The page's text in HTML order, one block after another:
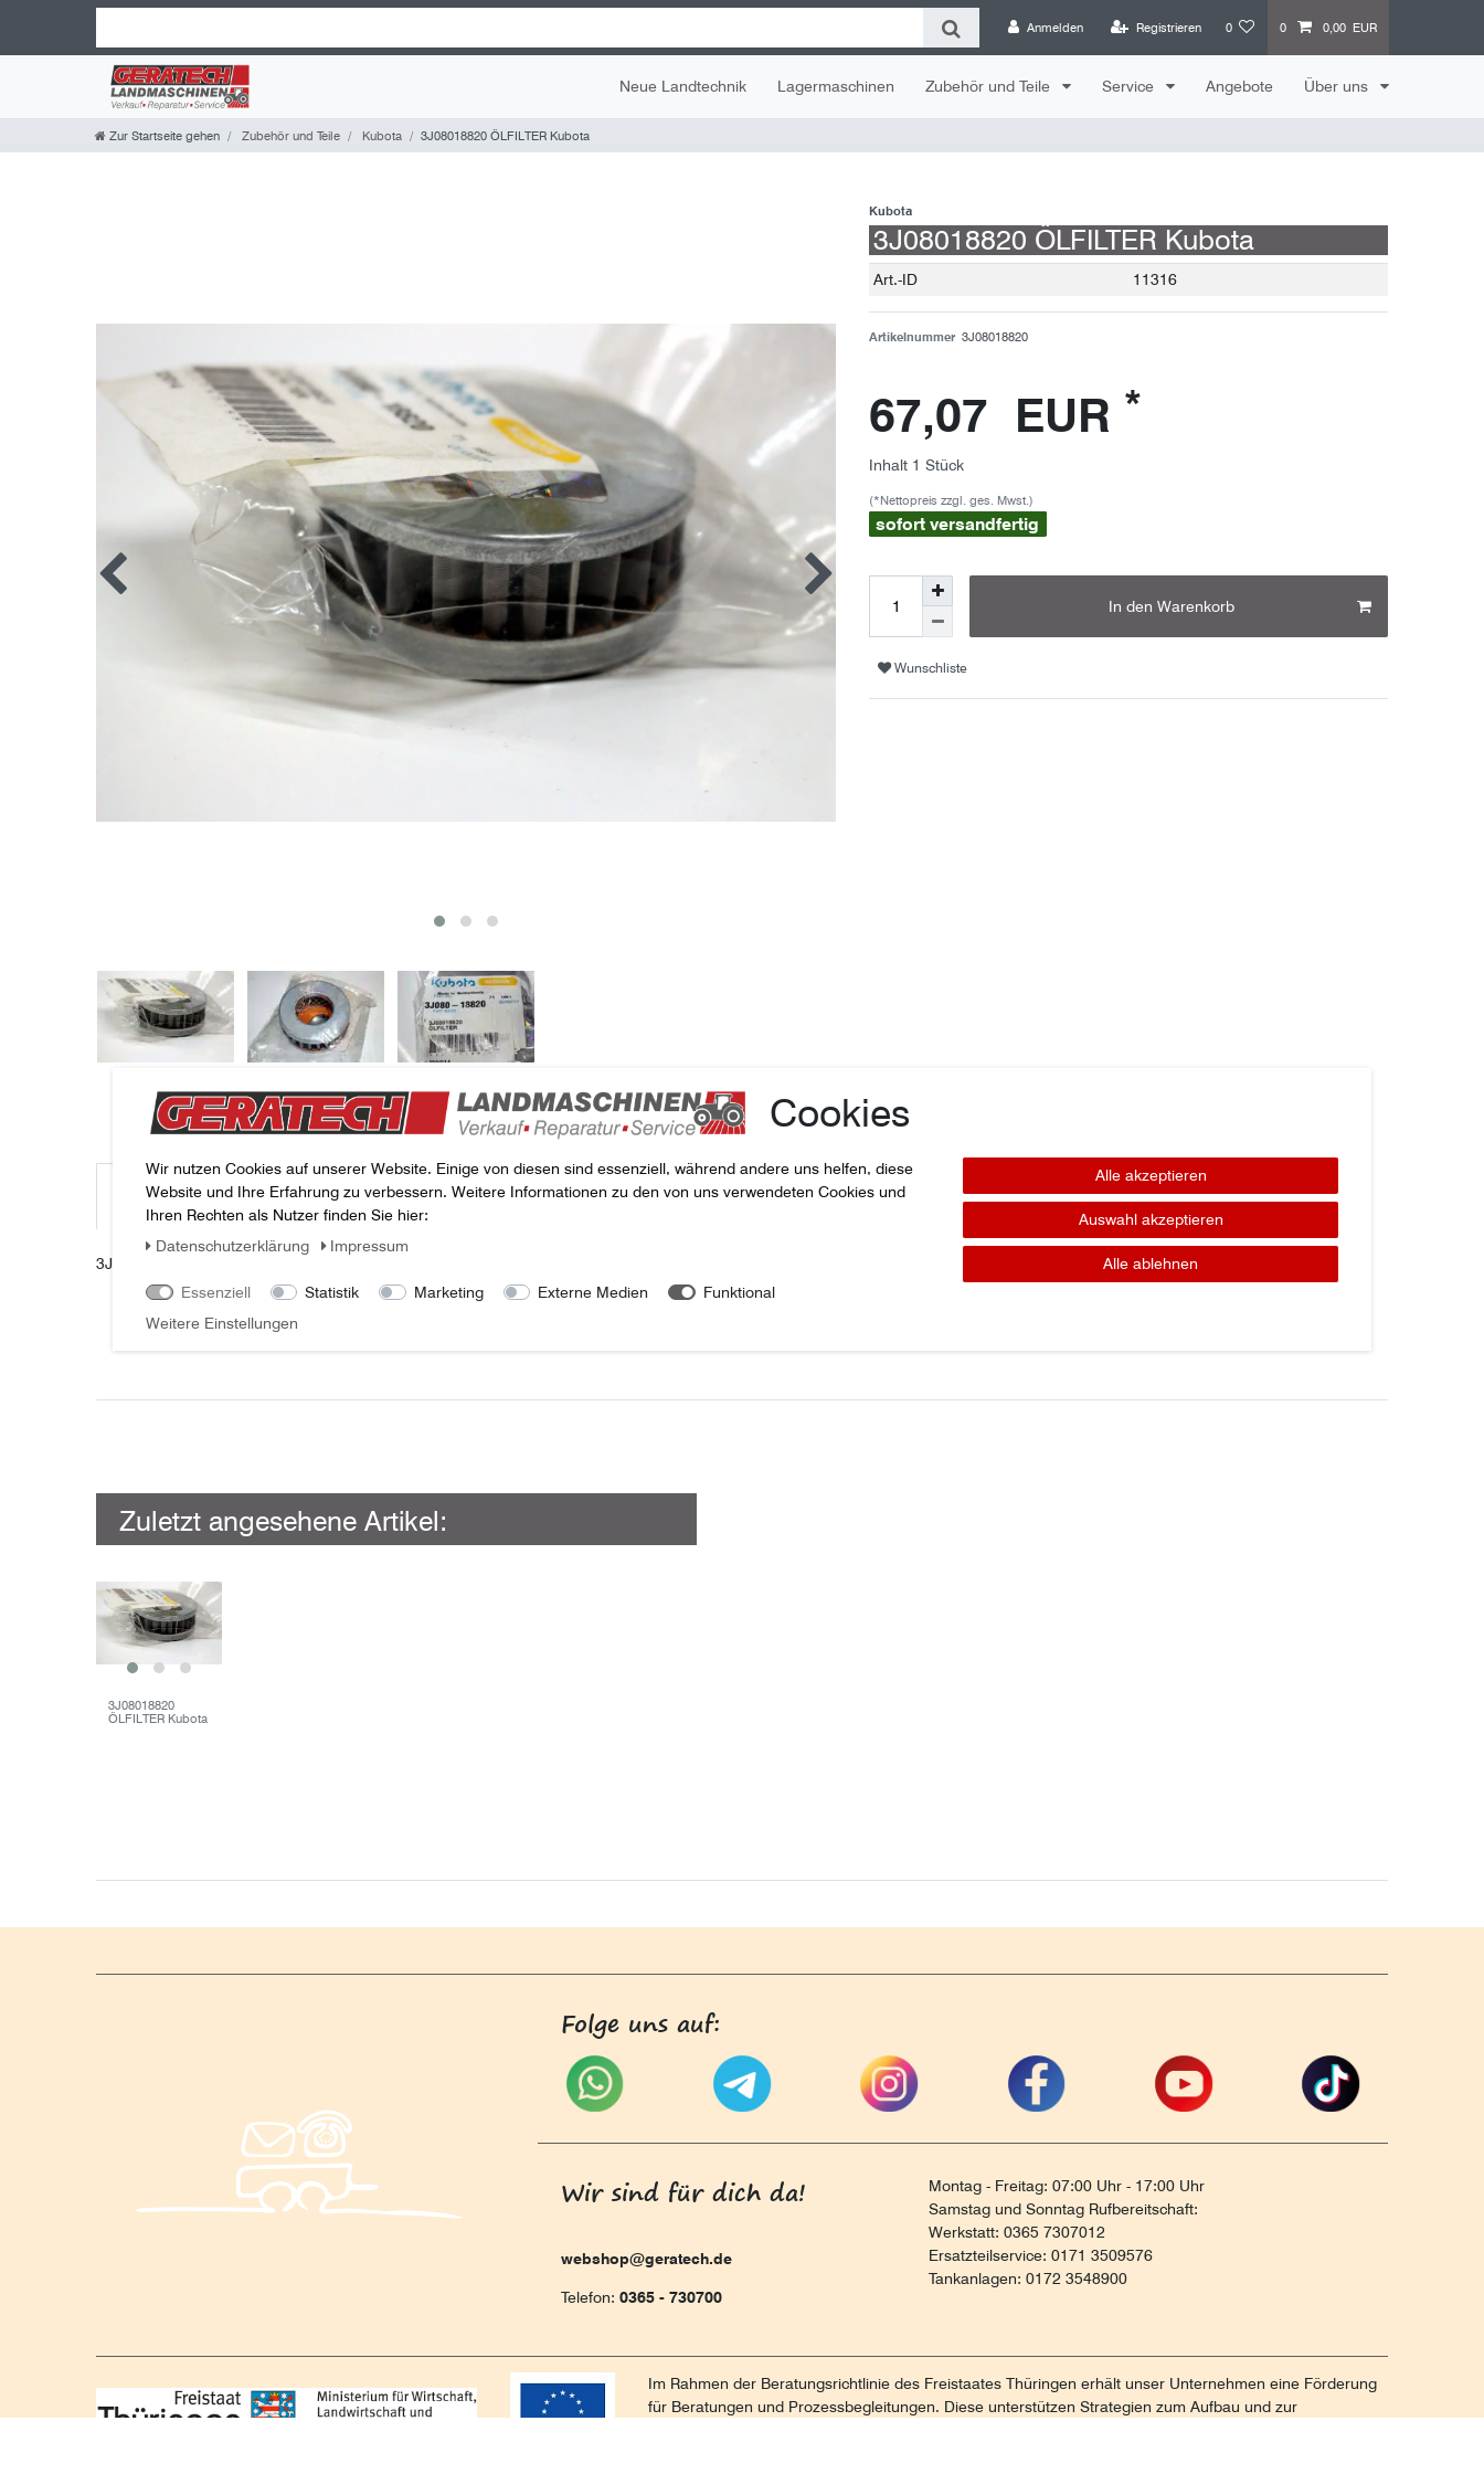
Anmelden Registrieren 0 0 0,00 EUR
Neue Landtechnik Lagermaschinen Zubehör und Teile Service Angebote Über uns
Zur Startseite gehen Zubehör und Teile Kubota 3J08018820 ÖLFILTER Kubota
Kubota
3J08018820 ÖLFILTER Kubota
Technisches
Wert
Art.-ID 11316
Artikelnummer 3J08018820
67,07 EUR *
Inhalt 1 Stück
(*Nettopreis zzgl. ges. Mwst.)
sofort versandfertig
In den Warenkorb
Wunschliste
Beschreibung Weitere Details Fragen zum Artikel
3J08018820 ÖLFILTER Kubota
Zuletzt angesehene Artikel:
3J08018820
ÖLFILTER Kubota
Folge uns auf:
Wir sind für dich da!
webshop@geratech.de
Telefon: 0365 - 730700
Montag - Freitag: 07:00 Uhr - 17:00 Uhr
Samstag und Sonntag Rufbereitschaft:
Werkstatt: 0365 7307012
Ersatzteilservice: 0171 3509576
Tankanlagen: 0172 3548900
Im Rahmen der Beratungsrichtlinie des Freistaates Thüringen erhält unser Unternehmen eine Förderung
für Beratungen und Prozessbegleitungen. Diese unterstützen Strategien zum Aufbau und zur
Cookies
Wir nutzen Cookies auf unserer Website. Einige von diesen sind essenziell, während andere uns helfen, diese
Website und Ihre Erfahrung zu verbessern. Weitere Informationen zu den von uns verwendeten Cookies und
Ihren Rechten als Nutzer finden Sie hier:
Daten­schutz­erklärung
Impressum
Essenziell Statistik Marketing Externe Medien
Funktional
Weitere Einstellungen
Alle akzeptieren
Auswahl akzeptieren
Alle ablehnen